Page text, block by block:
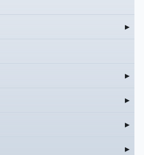
▸
▸
▸
▸
▸